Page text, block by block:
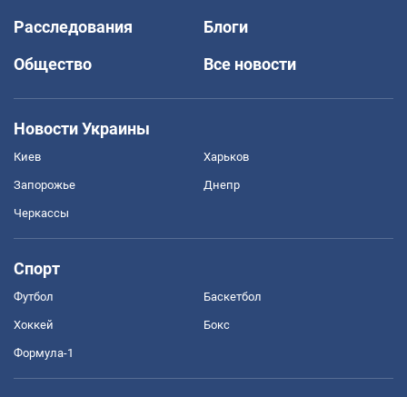
Расследования
Блоги
Общество
Все новости
Новости Украины
Киев Харьков
Запорожье Днепр
Черкассы
Спорт
Футбол Баскетбол
Хоккей Бокс
Формула-1